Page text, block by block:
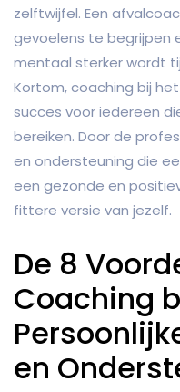
zelftwijfel. Een
gevoelens te begrijpen
mentaal sterker wordt
Kortom, coaching bij
succes voor iedereen
bereiken. Door de
en ondersteuning die
een gezonde en
fittere versie van jezelf.
De 8
Coaching
en